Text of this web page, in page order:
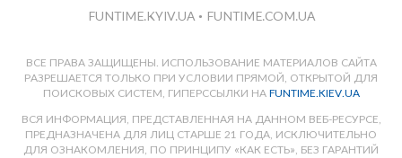
FUNTIME.KYIV.UA • FUNTIME.COM.UA
ВСЕ ПРАВА ЗАЩИЩЕНЫ. ИСПОЛЬЗОВАНИЕ МАТЕРИАЛОВ САЙТА
РАЗРЕШАЕТСЯ ТОЛЬКО ПРИ УСЛОВИИ ПРЯМОЙ, ОТКРЫТОЙ ДЛЯ
ПОИСКОВЫХ СИСТЕМ, ГИПЕРССЫЛКИ НА FUNTIME.KIEV.UA
ВСЯ ИНФОРМАЦИЯ, ПРЕДСТАВЛЕННАЯ НА ДАННОМ ВЕБ-РЕСУРСЕ,
ПРЕДНАЗНАЧЕНА ДЛЯ ЛИЦ СТАРШЕ 21 ГОДА, ИСКЛЮЧИТЕЛЬНО
ДЛЯ ОЗНАКОМЛЕНИЯ, ПО ПРИНЦИПУ «КАК ЕСТЬ», БЕЗ ГАРАНТИЙ